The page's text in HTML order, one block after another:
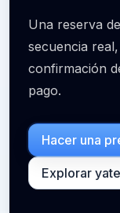
Una reserva
secuencia
confirmación
pago.
Hacer una
Explorar